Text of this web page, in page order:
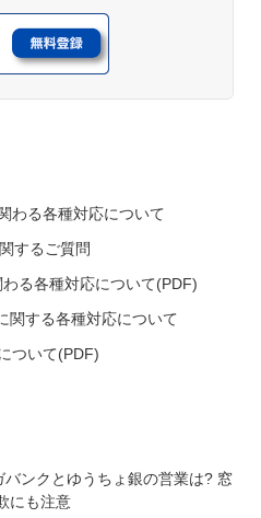
わる各種対応について
するご質問
る各種対応について(PDF)
関する各種対応について
ついて(PDF)
バンクとゆうちょ銀の営業は? 窓
にも注意